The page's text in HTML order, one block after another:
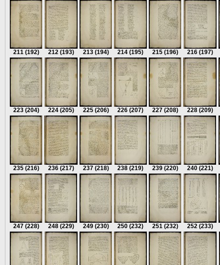
211 (192) 212 (193) 213 (194) 214 (195) 215 (196) 216 (197)
223 (204) 224 (205) 225 (206) 226 (207) 227 (208) 228 (209)
235 (216) 236 (217) 237 (218) 238 (219) 239 (220) 240 (221)
247 (228) 248 (229) 249 (230) 250 (232) 251 (232) 252 (233)